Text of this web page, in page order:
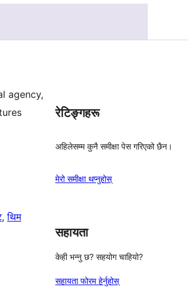
agency,
, थिम
रेटिङ्गहरू
अहिलेसम्म कुनै समीक्षा पेस गरिएको छैन।
मेरो समीक्षा थप्नुहोस्
सहायता
केही भन्नु छ? सहयोग चाहियो?
सहायता फोरम हेर्नुहोस्